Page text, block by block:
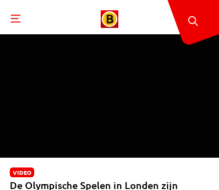
VIDEO
De Olympische Spelen in Londen zijn